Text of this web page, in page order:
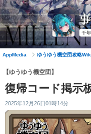
AppMedia ゆうゆう機空団攻略
【ゆうゆう機空団】
復帰コード掲示
2025年12月26日01時14分